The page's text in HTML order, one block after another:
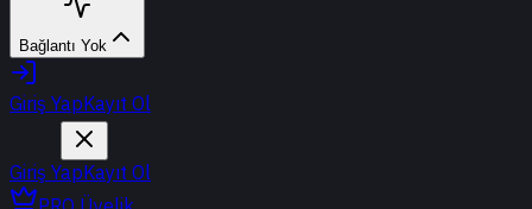
Bağlantı Yok
Giriş YapKayıt Ol
Giriş YapKayıt Ol